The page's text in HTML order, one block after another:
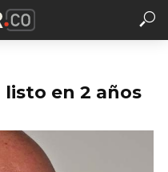
en 2 años